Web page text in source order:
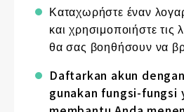
Καταχωρήστε έναν
και χρησιμοποιήστε τις
θα σας βοηθήσουν να
Daftarkan akun
gunakan fungsi-fungsi